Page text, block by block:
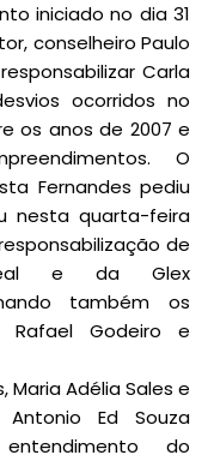
iniciado no dia 31
conselheiro Paulo
Carla
ocorridos no
os anos de 2007 e
O
Fernandes pediu
nesta quarta-feira
de
e da Glex
também os
Rafael Godeiro e
Maria Adélia Sales e
Ed Souza
do